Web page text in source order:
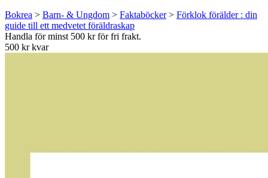
Bokrea > Barn- & Ungdom > Faktaböcker> Förklok förälder : din
guide till ett medvetet föräldraskap
Handla för minst 500 kr för fri frakt.
500 kr kvar